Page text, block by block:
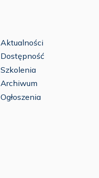
Aktualności
Dostępność
Szkolenia
Archiwum
Ogłoszenia